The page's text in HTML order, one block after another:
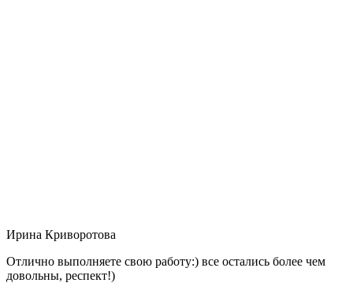
Ирина Криворотова
Отлично выполняете свою работу:) все остались более чем
довольны, респект!)